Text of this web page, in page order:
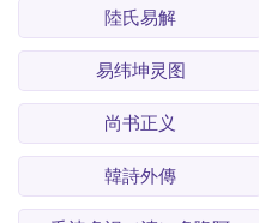
陸氏易解
易纬坤灵图
尚书正义
韓詩外傳